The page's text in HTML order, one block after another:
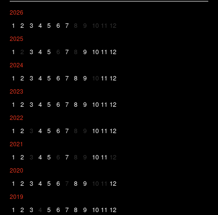
2026
1 2 3 4 5 6 7 8 9 10 11 12
2025
1 2 3 4 5 6 7 8 9 10 11 12
2024
1 2 3 4 5 6 7 8 9 10 11 12
2023
1 2 3 4 5 6 7 8 9 10 11 12
2022
1 2 3 4 5 6 7 8 9 10 11 12
2021
1 2 3 4 5 6 7 8 9 10 11 12
2020
1 2 3 4 5 6 7 8 9 10 11 12
2019
1 2 3 4 5 6 7 8 9 10 11 12